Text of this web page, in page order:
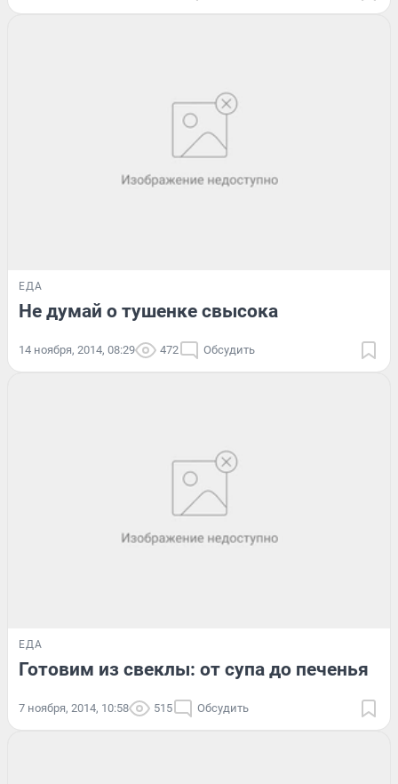
ЕДА
Не думай о тушенке свысока
14 ноября, 2014, 08:29 472 Обсудить
ЕДА
Готовим из свеклы: от супа до печенья
7 ноября, 2014, 10:58 515 Обсудить